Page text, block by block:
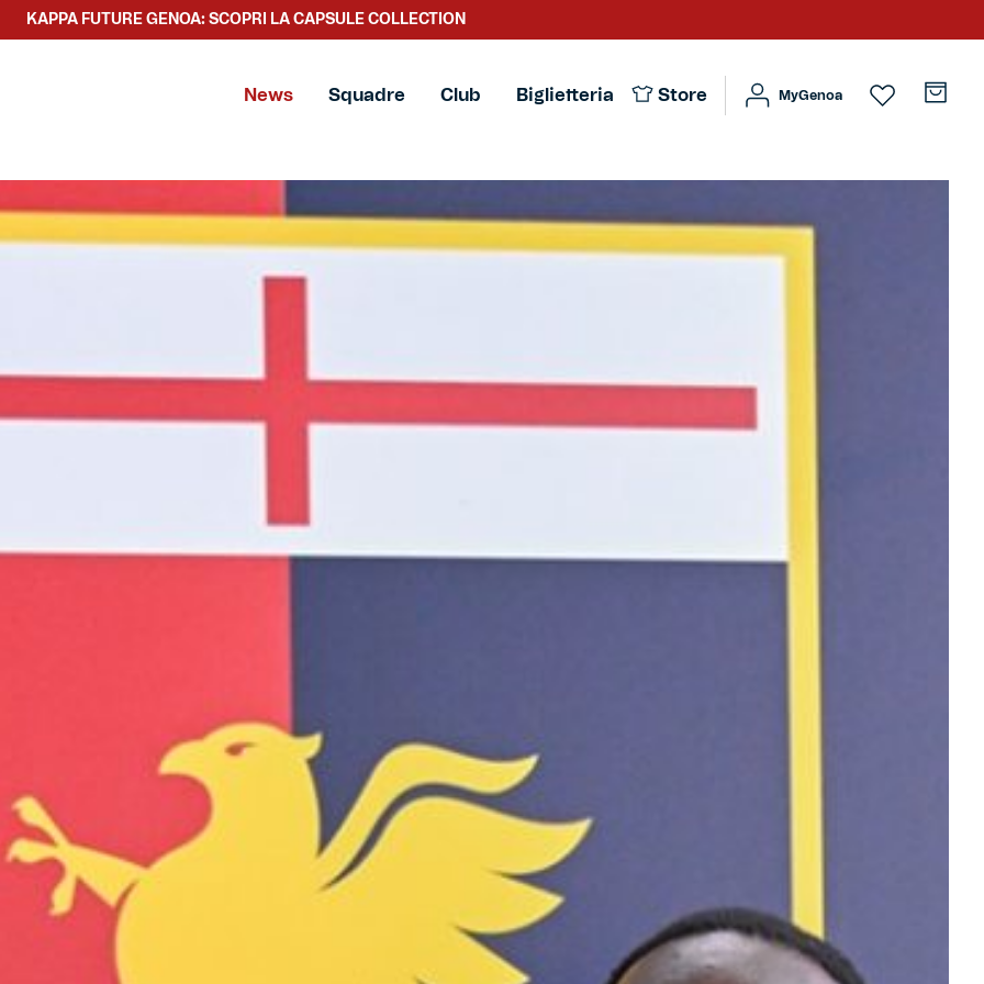
KAPPA FUTURE GENOA: SCOPRI LA CAPSULE COLLECTION
SCOPRI LA NUOVA COLLEZIONE TACCHETTEE
News Squadre Club Biglietteria Store MyGenoa